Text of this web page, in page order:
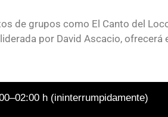
de grupos como El Canto del
por David Ascacio,
h (ininterrumpidamente)